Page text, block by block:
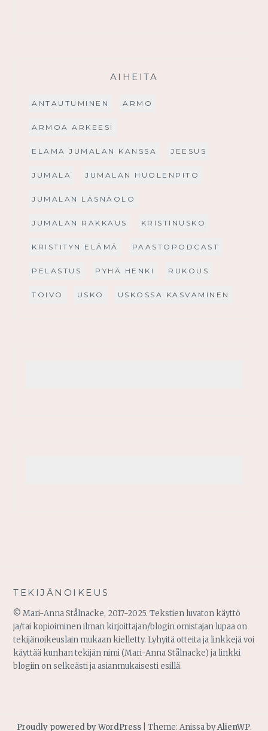
AIHEITA
ANTAUTUMINEN ARMO
ARMOA ARKEESI
ELÄMÄ JUMALAN KANSSA JEESUS
JUMALA JUMALAN HUOLENPITO
JUMALAN LÄSNÄOLO
JUMALAN RAKKAUS KRISTINUSKO
KRISTITYN ELÄMÄ PAASTOPODCAST
PELASTUS PYHÄ HENKI RUKOUS
TOIVO USKO USKOSSA KASVAMINEN
TEKIJÄNOIKEUS
© Mari-Anna Stålnacke, 2017-2025. Tekstien luvaton käyttö
ja/tai kopioiminen ilman kirjoittajan/blogin omistajan lupaa on
tekijänoikeuslain mukaan kielletty. Lyhyitä otteita ja linkkejä voi
käyttää kunhan tekijän nimi (Mari-Anna Stålnacke) ja linkki
blogiin on selkeästi ja asianmukaisesti esillä.
Proudly powered by WordPress Theme: Anissa byAlienWP.